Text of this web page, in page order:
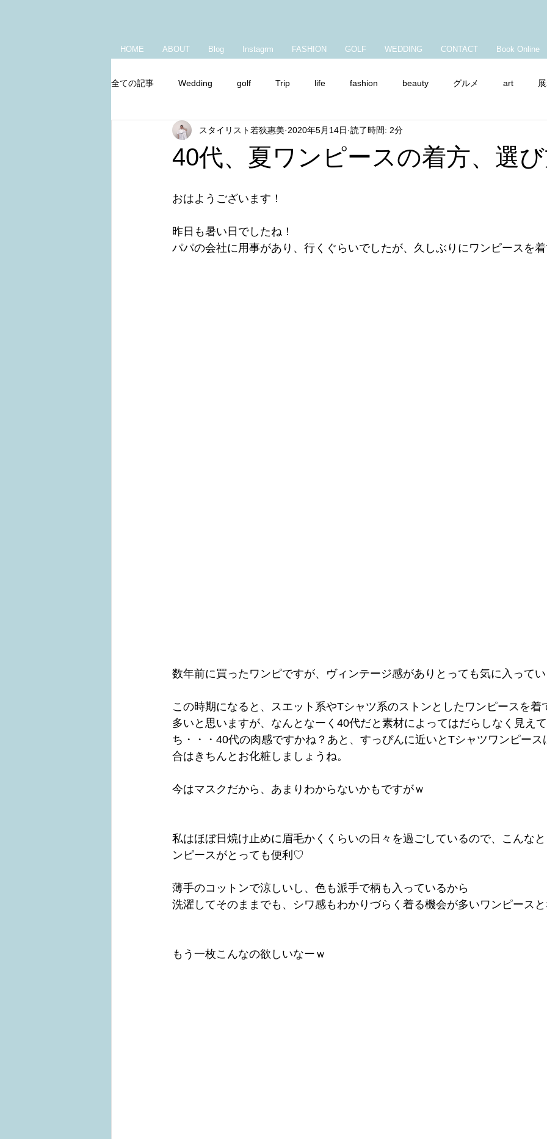
HOME ABOUT Blog Instagrm FASHION GOLF WEDDING CONTACT Book Online
全ての記事 Wedding golf Trip life fashion beauty グルメ art
朝の身支度 キャンプ ママコーデ ショップチャンネル
40代、夏ワンピースの着方、選
スタイリスト若狭惠美 2020年5月14日 読了時間: 2分
おはようございます！
昨日も暑い日でしたね！
パパの会社に用事があり、行くぐらいでしたが、久しぶりにワンピースを
数年前に買ったワンピですが、ヴィンテージ感がありとっても気に入って
この時期になると、スエット系やTシャツ系のストンとしたワンピースを着
多いと思いますが、なんとなーく40代だと素材によってはだらしなく見え
ち・・・40代の肉感ですかね？あと、すっぴんに近いとTシャツワンピース
合はきちんとお化粧しましょうね。
今はマスクだから、あまりわからないかもですがｗ
私はほぼ日焼け止めに眉毛かくくらいの日々を過ごしているので、こんな
ンピースがとっても便利♡
薄手のコットンで涼しいし、色も派手で柄も入っているから
洗濯してそのままでも、シワ感もわかりづらく着る機会が多いワンピース
もう一枚こんなの欲しいなーｗ